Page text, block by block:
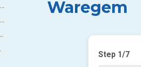
Waregem
Step 1/7